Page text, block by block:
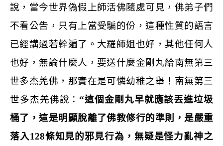
說，當今世界偽假上師活佛隨處可見，佛弟子們
不看公告，只有上當受騙的份，這種性質的語言
已經講過若幹遍了。大羅師姐也好，其他任何人
也好，無論什麼人，要送什麼金剛丸給南無第三
世多杰羌佛，那實在是可憐幼稚之舉！南無第三
世多杰羌佛說： “這個金剛丸早就應該丟進垃圾
桶了，這是明顯脫離了佛教修行的準則，是嚴重
落入128條知見的邪見行為，無疑是怪力亂神之